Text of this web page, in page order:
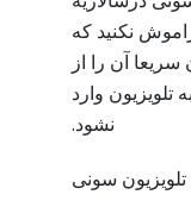
نکنید که
آن را از
وارد
نشود.
سونی